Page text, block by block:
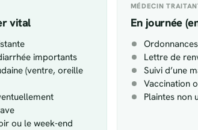
vital
importants
(ventre, oreille
ou le week-end
MÉDECIN
En journée
Lettre de
Suivi d’une
Vaccination
Plaintes non